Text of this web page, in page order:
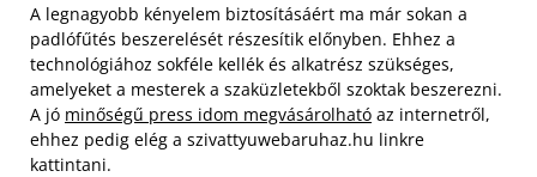
A legnagyobb kényelem biztosításáért ma már sokan a
padlófűtés beszerelését részesítik előnyben. Ehhez a
technológiához sokféle kellék és alkatrész szükséges,
amelyeket a mesterek a szaküzletekből szoktak beszerezni.
A jó minőségű press idom megvásárolható az internetről,
ehhez pedig elég a szivattyuwebaruhaz.hu linkre
kattintani.